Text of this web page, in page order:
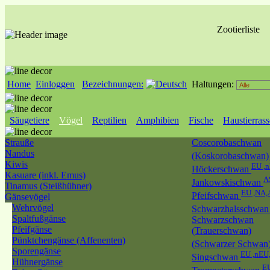
Zootierliste
Home Einloggen Bezeichnungen: Haltungen:
Säugetiere Vögel Reptilien Amphibien Fische
Strauße
Nandus
Kiwis
Kasuare (inkl. Emus)
Tinamus (Steißhühner)
Gänsevögel
Wehrvögel
Spaltfußgänse
Pfeifgänse
Pünktchengänse (Affenenten)
Sporengänse
Hühnergänse
Coscorobaschwan
Höckerschwan EU
Jankowskischwan
Pfeifschwan EU
Schwarzschwan
(Trauerschwan)
(Schwarzer
Singschwan EU